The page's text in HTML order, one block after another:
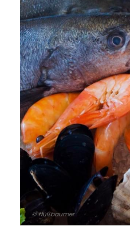
© Nußbaumer